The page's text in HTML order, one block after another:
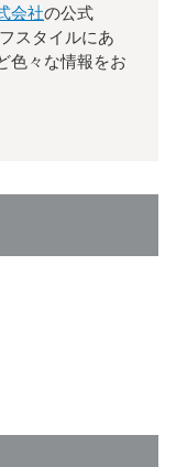
会社の公式
スタイルにあ
色々な情報をお